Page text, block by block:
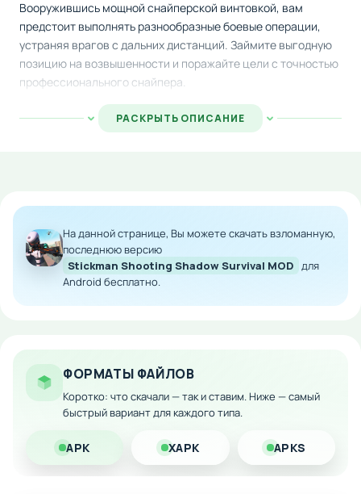
Вооружившись мощной снайперской винтовкой, вам
предстоит выполнять разнообразные боевые операции,
устраняя врагов с дальних дистанций. Займите выгодную
позицию на возвышенности и поражайте цели с точностью
профессионального снайпера.
Игра предлагает множество динамичных миссий, где
каждое успешное выполнение задания приносит награды и
Прогрессируйте, становитесь сильнее и раскрывайте
Особенности мода:
Открытые покупки без расходования
внутриигровой валюты
Возможность мгновенного улучшения всех
снайперских винтовок
Неограниченные ресурсы для развития
персонажа
Скачайте модифицированную версию на Андроид и
наслаждайтесь полной свободой в прохождении
РАСКРЫТЬ ОПИСАНИЕ
На данной странице, Вы можете скачать взломанную,
последнюю версию
Stickman Shooting Shadow Survival MOD для
Android бесплатно.
ФОРМАТЫ ФАЙЛОВ
Коротко: что скачали — так и ставим. Ниже — самый
быстрый вариант для каждого типа.
APK XAPK APKS